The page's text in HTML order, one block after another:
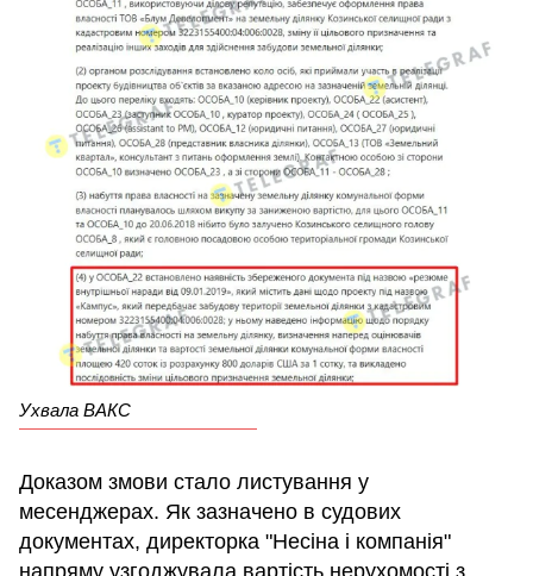
Ухвала ВАКС
Доказом змови стало листування у
месенджерах. Як зазначено в судових
документах, директорка "Несіна і компанія"